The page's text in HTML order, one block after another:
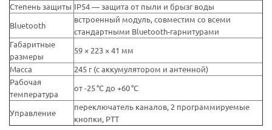
Степень защиты IP54 — защита от пыли и брызг воды
Bluetooth
встроенный модуль, совместим со всеми
стандартными Bluetooth-гарнитурами
Габаритные
размеры
59 × 223 × 41 мм
Масса
245 г (с аккумулятором и антенной)
Рабочая
температура
от -25 °C до +60 °C
Управление
переключатель каналов, 2 программируемые
кнопки, PTT